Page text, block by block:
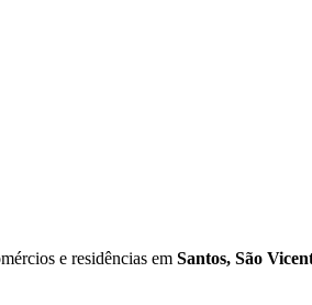
e residências em Santos, São